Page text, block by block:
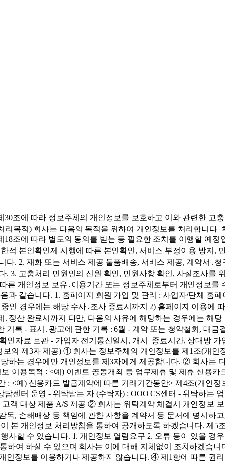
30조에 따라 정보주체의 개인정보를 보호하고 이와 관련한 고
리목적) 회사는 다음의 목적을 위하여 개인정보를 처리합니다
조에 따라 별도의 동의를 받는 등 필요한 조치를 이행할 예정
적 본인확인제 시행에 따른 본인확인, 서비스 부정이용 방지,
다. 2. 재화 또는 서비스 제공 물품배송, 서비스 제공, 계약서․
. 3. 고충처리 민원인의 신원 확인, 민원사항 확인, 사실조사를
개인정보 보유․이용기간 또는 정보주체로부터 개인정보를
과 같습니다. 1. 홈페이지 회원 가입 및 관리 : 사업자/단체 홈
인 경우에는 해당 수사․조사 종료시까지 2) 홈페이지 이용에
정산 완료시까지 다만, 다음의 사유에 해당하는 경우에는 해
록 - 표시․광고에 관한 기록 : 6월 - 계약 또는 청약철회, 대금
인자료 보관 - 가입자 전기통신일시, 개시․종료시간, 상대방
의 제3자 제공) ① 회사는 정보주체의 개인정보를 제1조(개
하는 경우에만 개인정보를 제3자에게 제공합니다. ② 회사는
이용목적 : <예) 이벤트 공동개최 등 업무제휴 및 제휴 신용
: <예) 신용카드 발급계약에 따른 거래기간동안> 제4조(개인
센터 운영 - 위탁받는 자 (수탁자) : OOO CS센터 - 위탁하는
객 대상 제품 A/S 제공 ② 회사는 위탁계약 체결시 개인정보
독, 손해배상 등 책임에 관한 사항을 계약서 등 문서에 명시
본 개인정보 처리방침을 통하여 공개하도록 하겠습니다. 제
사할 수 있습니다. 1. 개인정보 열람요구 2. 오류 등이 있을 경
하여 하실 수 있으며 회사는 이에 대해 지체없이 조치하겠습
인정보를 이용하거나 제공하지 않습니다. ④ 제1항에 따른 권